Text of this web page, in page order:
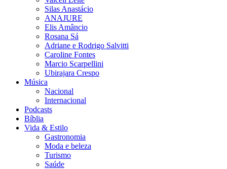
Silas Anastácio
ANAJURE
Elis Amâncio
Rosana Sá
Adriane e Rodrigo Salvitti
Caroline Fontes
Marcio Scarpellini
Ubirajara Crespo
Música
Nacional
Internacional
Podcasts
Bíblia
Vida & Estilo
Gastronomia
Moda e beleza
Turismo
Saúde